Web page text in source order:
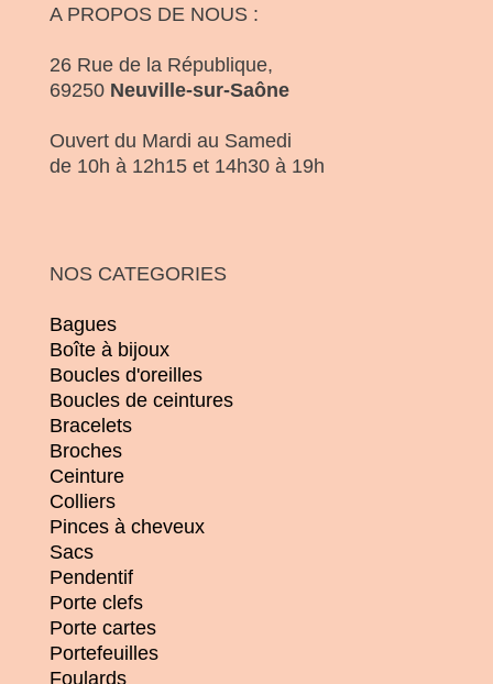
A PROPOS DE NOUS :
26 Rue de la République,
69250 Neuville-sur-Saône
Ouvert du Mardi au Samedi
de 10h à 12h15 et 14h30 à 19h
NOS CATEGORIES
Bagues
Boîte à bijoux
Boucles d'oreilles
Boucles de ceintures
Bracelets
Broches
Ceinture
Colliers
Pinces à cheveux
Sacs
Pendentif
Porte clefs
Porte cartes
Portefeuilles
Foulards